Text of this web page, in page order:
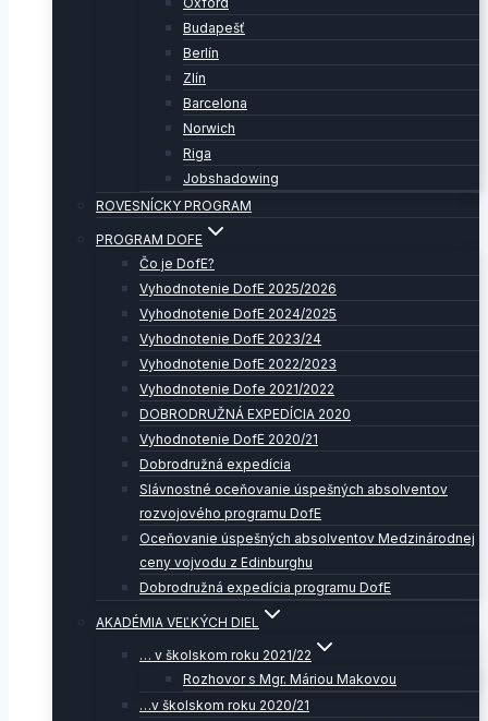
Budapešť
Berlín
Zlín
Barcelona
Norwich
Riga
Jobshadowing
ROVESNÍCKY PROGRAM
PROGRAM DOFE
Čo je DofE?
Vyhodnotenie DofE 2025/2026
Vyhodnotenie DofE 2024/2025
Vyhodnotenie DofE 2023/24
Vyhodnotenie DofE 2022/2023
Vyhodnotenie Dofe 2021/2022
DOBRODRUŽNÁ EXPEDÍCIA 2020
Vyhodnotenie DofE 2020/21
Dobrodružná expedícia
Slávnostné oceňovanie úspešných absolventov
rozvojového programu DofE
Oceňovanie úspešných absolventov Medzinárodnej
ceny vojvodu z Edinburghu
Dobrodružná expedícia programu DofE
AKADÉMIA VEĽKÝCH DIEL
… v školskom roku 2021/22
Rozhovor s Mgr. Máriou Makovou
…v školskom roku 2020/21